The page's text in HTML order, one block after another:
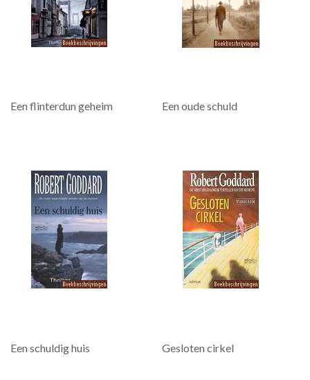
Een flinterdun geheim Een oude schuld
Een schuldig huis Gesloten cirkel